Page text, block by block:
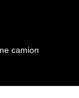
camion